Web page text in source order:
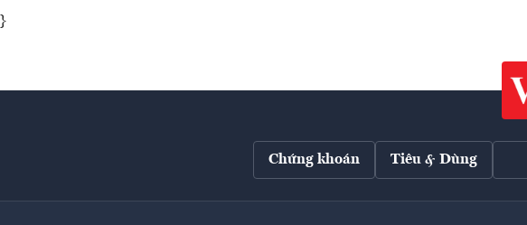
}
Chứng khoán Tiêu & Dùng